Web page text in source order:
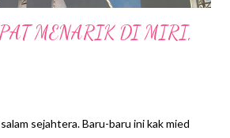
MENARIK DI MIRI,
sejahtera. Baru-baru ini kak mied